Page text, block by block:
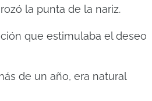
la punta de la nariz.
que estimulaba el deseo
de un año, era natural